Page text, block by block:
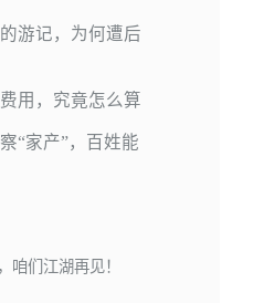
游记，为何遭后
用，究竟怎么算
“家产”，百姓能
咱们江湖再见！